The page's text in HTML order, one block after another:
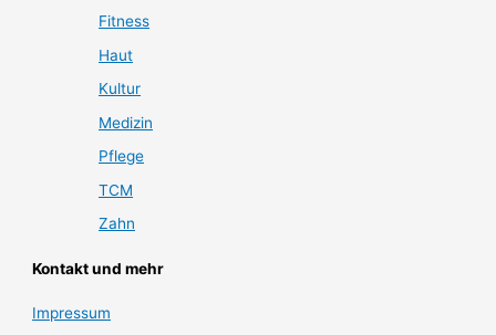
Fitness
Haut
Kultur
Medizin
Pflege
TCM
Zahn
Kontakt und mehr
Impressum